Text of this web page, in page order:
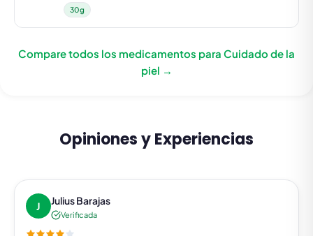
30g
Compare todos los medicamentos para Cuidado de la
piel →
Opiniones y Experiencias
J Julius Barajas
Verificada